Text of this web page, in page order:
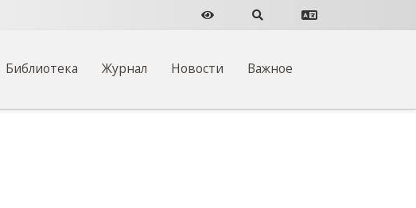
Версия для слабовидящих
Поиск по сайту
Перевести сайт
Библиотека Журнал Новости Важное